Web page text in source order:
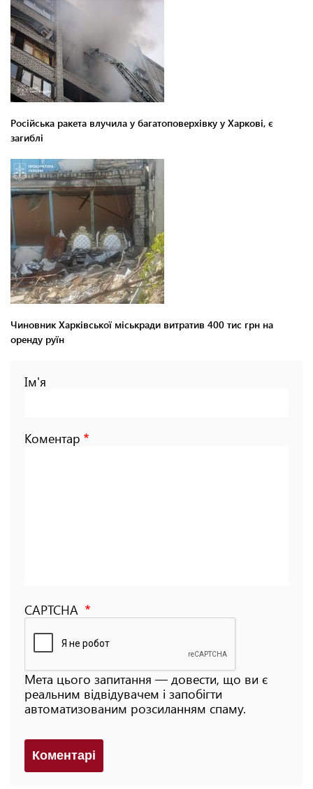
Російська ракета влучила у багатоповерхівку у Харкові, є
загиблі
Чиновник Харківської міськради витратив 400 тис грн на
оренду руїн
Ім'я
Коментар
CAPTCHA
Мета цього запитання — довести, що ви є
реальним відвідувачем і запобігти
автоматизованим розсиланням спаму.
Коментарi